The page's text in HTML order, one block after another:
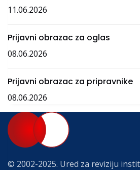
11.06.2026
Prijavni obrazac za oglas
08.06.2026
Prijavni obrazac za pripravnike
08.06.2026
© 2002-2025. Ured za reviziju